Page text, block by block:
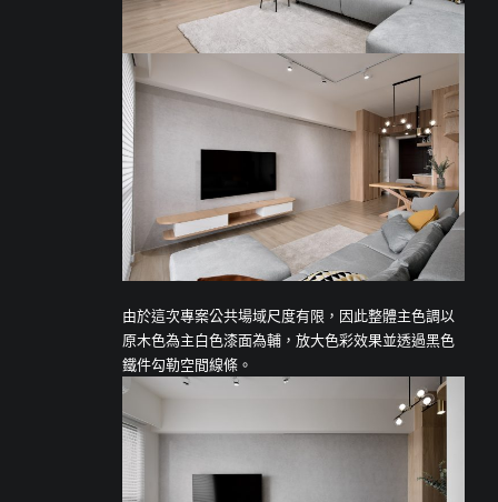
由於這次專案公共場域尺度有限，因此整體主色調以
原木色為主白色漆面為輔，放大色彩效果並透過黑色
鐵件勾勒空間線條。